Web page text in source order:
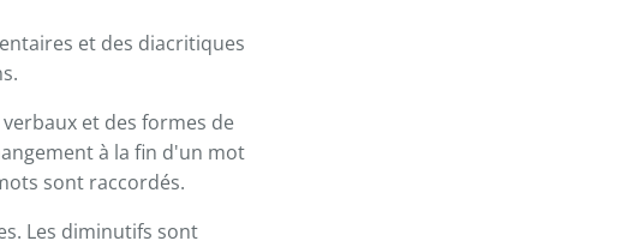
et des diacritiques
et des formes de
à la fin d'un mot
sont raccordés.
Les diminutifs sont